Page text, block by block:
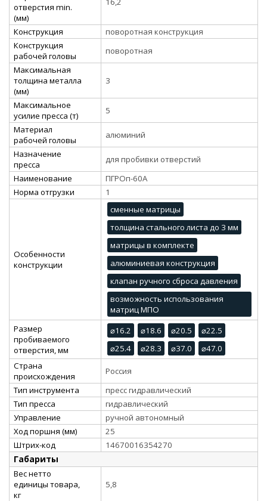
отверстия min.
(мм)
Конструкция
поворотная конструкция
Конструкция
рабочей головы
поворотная
Максимальная
толщина металла
(мм)
3
Максимальное
усилие пресса (т)
5
Материал
рабочей головы
алюминий
Назначение
пресса
для пробивки отверстий
Наименование
ПГРОп-60А
Норма отгрузки
1
Особенности
конструкции
сменные матрицы
толщина стального листа до 3 мм
матрицы в комплекте
алюминиевая конструкция
клапан ручного сброса давления
возможность использования
матриц МПО
Размер
пробиваемого
отверстия, мм
⌀16.2 ⌀18.6 ⌀20.5
⌀22.5
⌀25.4
⌀28.3 ⌀37.0
⌀47.0
Страна
происхождения
Россия
Тип инструмента
пресс гидравлический
Тип пресса
гидравлический
Управление
ручной автономный
Ход поршня (мм)
25
Штрих-код
14670016354270
Габариты
Вес нетто
единицы товара,
кг
5,8